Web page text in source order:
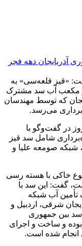
«قیز قلعه‌سی» به
تنظیم 2 میلیارد متر مکعب آب سد مشترک
که توسط مهندسان
می‌رسد.
در گفت‌وگو با
شامل سد قیز
شمالی، شبکه صومعه علیا و
نوع خاکی با هسته رسی
و ارتفاع آن ۳۷ متر است، گفت: این سد با
تأمین آب شبکه
شرقی، اردبیل و
سد بین جمهوری
بوده و ساخت و اجرای
انجام شده است.